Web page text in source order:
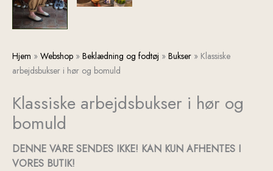
Hjem » Webshop » Beklædning og fodtøj » Bukser » Klassiske
arbejdsbukser i hør og bomuld
Klassiske arbejdsbukser i hør og
bomuld
DENNE VARE SENDES IKKE! KAN KUN AFHENTES I
VORES BUTIK!
Klassiske
arbejdsbukser
hør
og
bomuld
antal